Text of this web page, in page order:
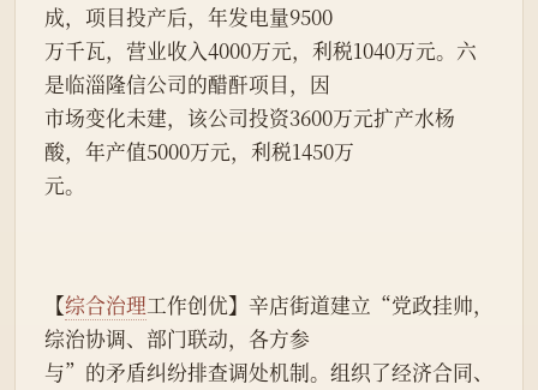
成，项目投产后，年发电量9500
万千瓦，营业收入4000万元，利税1040万元。六
是临淄隆信公司的醋酐项目，因
市场变化未建，该公司投资3600万元扩产水杨
酸，年产值5000万元，利税1450万
元。
【综合治理工作创优】辛店街道建立“党政挂帅，
综治协调、部门联动，各方参
与”的矛盾纠纷排查调处机制。组织了经济合同、